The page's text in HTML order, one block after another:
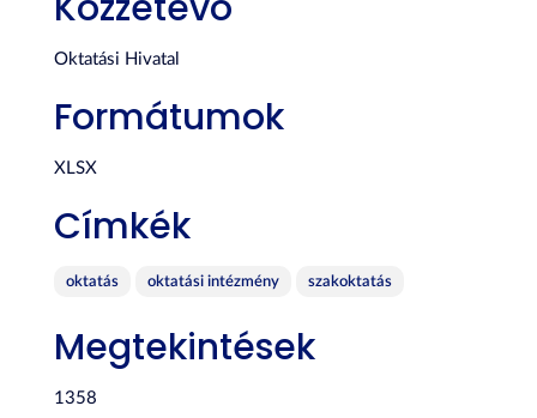
Oktatási Hivatal
Formátumok
XLSX
Címkék
oktatás oktatási intézmény szakoktatás
Megtekintések
1358